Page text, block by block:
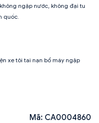
ngập nước, không đại tu
quốc.
xe tôi tai nạn bổ máy ngập
Mã: CA0004860